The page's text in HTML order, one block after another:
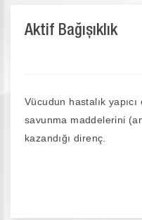
Aktif Bağışıklık
Vücudun hastalık
savunma maddelerini
kazandığı direnç.